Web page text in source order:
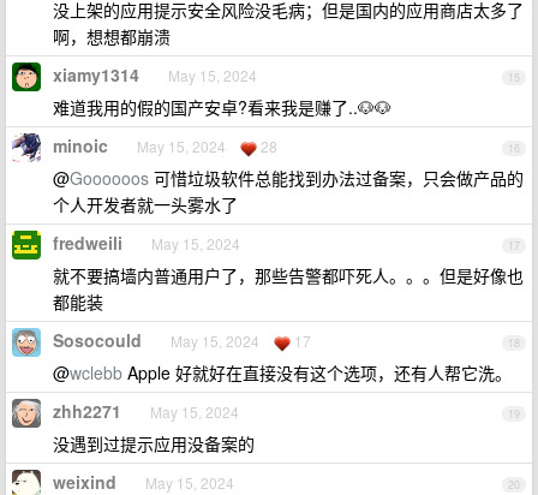
没上架的应用提示安全风险没毛病；但是国内的应用商店太多了
啊，想想都崩溃
15
xiamy1314 May 15, 2024
难道我用的假的国产安卓?看来我是赚了..🐶🐶
16
minoic May 15, 2024 28
@Goooooos 可惜垃圾软件总能找到办法过备案，只会做产品的
个人开发者就一头雾水了
17
fredweili May 15, 2024
就不要搞墙内普通用户了，那些告警都吓死人。。。但是好像也
都能装
18
Sosocould May 15, 2024 17
@wclebb Apple 好就好在直接没有这个选项，还有人帮它洗。
19
zhh2271 May 15, 2024
没遇到过提示应用没备案的
20
weixind May 15, 2024